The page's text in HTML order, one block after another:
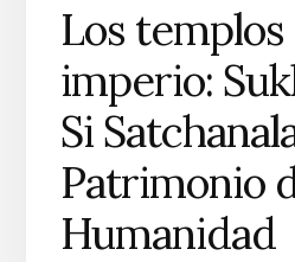
Los
imperio:
Si
Patrimonio
Humanidad